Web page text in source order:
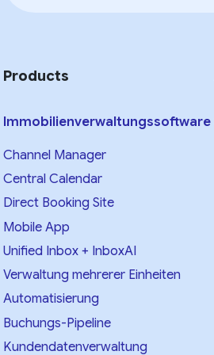
Products
Immobilienverwaltungssoftware
Channel Manager
Central Calendar
Direct Booking Site
Mobile App
Unified Inbox + InboxAI
Verwaltung mehrerer Einheiten
Automatisierung
Buchungs-Pipeline
Kundendatenverwaltung